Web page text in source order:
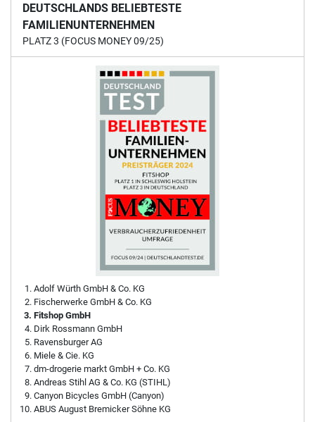
DEUTSCHLANDS BELIEBTESTE
FAMILIENUNTERNEHMEN
PLATZ 3 (FOCUS MONEY 09/25)
Adolf Würth GmbH & Co. KG
Fischerwerke GmbH & Co. KG
Fitshop GmbH
Dirk Rossmann GmbH
Ravensburger AG
Miele & Cie. KG
dm-drogerie markt GmbH + Co. KG
Andreas Stihl AG & Co. KG (STIHL)
Canyon Bicycles GmbH (Canyon)
ABUS August Bremicker Söhne KG